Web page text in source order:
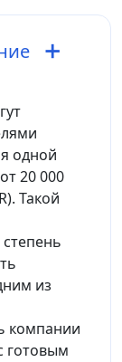
одной
20 000
Такой
из
компании
готовым